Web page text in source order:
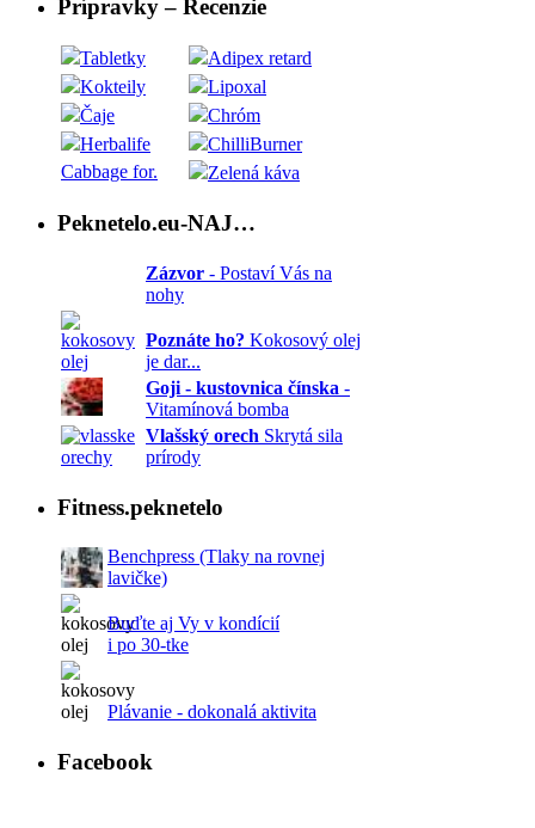
Prípravky – Recenzie
Tabletky
Adipex retard
Kokteily
Lipoxal
Čaje
Chróm
Herbalife
ChilliBurner
Cabbage for.
Zelená káva
Peknetelo.eu-NAJ…
Zázvor - Postaví Vás na
nohy
Poznáte ho? Kokosový olej
je dar...
Goji - kustovnica čínska -
Vitamínová bomba
Vlašský orech Skrytá sila
prírody
Fitness.peknetelo
Benchpress (Tlaky na rovnej
lavičke)
Buďte aj Vy v kondícií
i po 30-tke
Plávanie - dokonalá aktivita
Facebook